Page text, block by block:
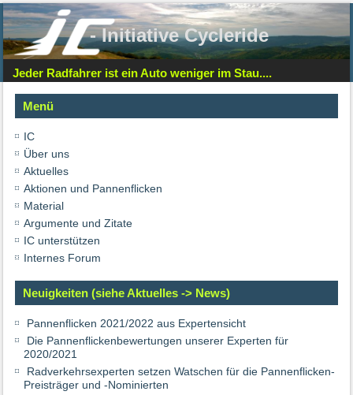
- Initiative Cycleride
Jeder Radfahrer ist ein Auto weniger im Stau....
Menü
IC
Über uns
Aktuelles
Aktionen und Pannenflicken
Material
Argumente und Zitate
IC unterstützen
Internes Forum
Neuigkeiten (siehe Aktuelles -> News)
Pannenflicken 2021/2022 aus Expertensicht
Die Pannenflickenbewertungen unserer Experten für
2020/2021
Radverkehrsexperten setzen Watschen für die Pannenflicken-
Preisträger und -Nominierten